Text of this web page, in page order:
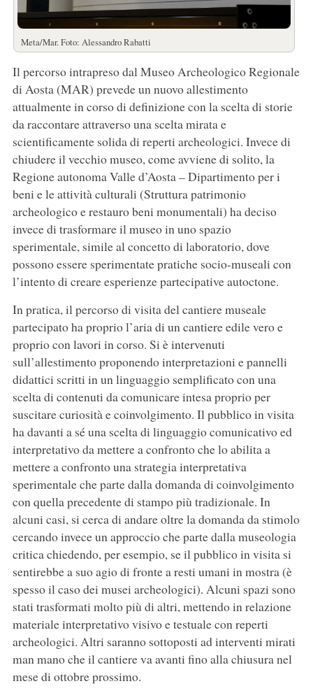
Meta/Mar. Foto: Alessandro Rabatti
Il percorso intrapreso dal Museo Archeologico Regionale
di Aosta (MAR) prevede un nuovo allestimento
attualmente in corso di definizione con la scelta di storie
da raccontare attraverso una scelta mirata e
scientificamente solida di reperti archeologici. Invece di
chiudere il vecchio museo, come avviene di solito, la
Regione autonoma Valle d’Aosta – Dipartimento per i
beni e le attività culturali (Struttura patrimonio
archeologico e restauro beni monumentali) ha deciso
invece di trasformare il museo in uno spazio
sperimentale, simile al concetto di laboratorio, dove
possono essere sperimentate pratiche socio-museali con
l’intento di creare esperienze partecipative autoctone.
In pratica, il percorso di visita del cantiere museale
partecipato ha proprio l’aria di un cantiere edile vero e
proprio con lavori in corso. Si è intervenuti
sull’allestimento proponendo interpretazioni e pannelli
didattici scritti in un linguaggio semplificato con una
scelta di contenuti da comunicare intesa proprio per
suscitare curiosità e coinvolgimento. Il pubblico in visita
ha davanti a sé una scelta di linguaggio comunicativo ed
interpretativo da mettere a confronto che lo abilita a
mettere a confronto una strategia interpretativa
sperimentale che parte dalla domanda di coinvolgimento
con quella precedente di stampo più tradizionale. In
alcuni casi, si cerca di andare oltre la domanda da stimolo
cercando invece un approccio che parte dalla museologia
critica chiedendo, per esempio, se il pubblico in visita si
sentirebbe a suo agio di fronte a resti umani in mostra (è
spesso il caso dei musei archeologici). Alcuni spazi sono
stati trasformati molto più di altri, mettendo in relazione
materiale interpretativo visivo e testuale con reperti
archeologici. Altri saranno sottoposti ad interventi mirati
man mano che il cantiere va avanti fino alla chiusura nel
mese di ottobre prossimo.